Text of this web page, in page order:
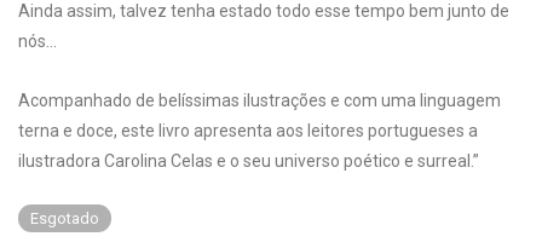
Ainda assim, talvez tenha estado todo esse tempo bem junto de
nós…
Acompanhado de belíssimas ilustrações e com uma linguagem
terna e doce, este livro apresenta aos leitores portugueses a
ilustradora Carolina Celas e o seu universo poético e surreal.”
Esgotado